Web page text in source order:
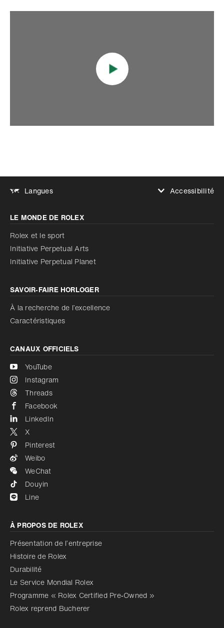
Langues
Accessibilité
Augmenter le contraste
Désactivé
Réduire les animations
Réduire les animations
Désactivé
LE MONDE DE ROLEX
Rolex et le sport
Initiative Perpetual Arts
Initiative Perpetual Planet
SAVOIR‑FAIRE HORLOGER
À la recherche de l’excellence
Caractéristiques
CANAUX OFFICIELS
YouTube
Instagram
Threads
Facebook
LinkedIn
X
Pinterest
Weibo
WeChat
Douyin
Line
À PROPOS DE ROLEX
Présentation de l’entreprise
Histoire de Rolex
Durabilité
Le Service Mondial Rolex
Programme « Rolex Certified Pre‑Owned »
Rolex reprend Bucherer